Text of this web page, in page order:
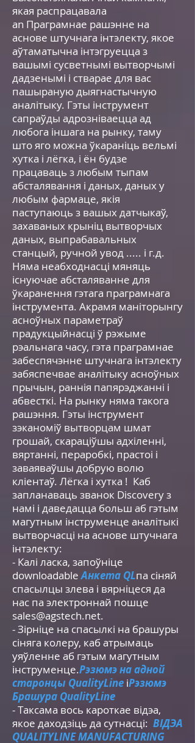
якая распрацавала
an Праграмнае рашэнне на
аснове штучнага інтэлекту, якое
аўтаматычна інтэгруецца з
вашымі сусветнымі вытворчымі
дадзенымі і стварае для вас
пашыраную дыягнастычную
аналітыку. Гэты інструмент
сапраўды адрозніваецца ад
любога іншага на рынку, таму
што яго можна ўкараніць вельмі
хутка і лёгка, і ён будзе
працаваць з любым тыпам
абсталявання і даных, даных у
любым фармаце, якія
паступаюць з вашых датчыкаў,
захаваных крыніц вытворчых
даных, выпрабавальных
станцый, ручной увод ..... і г.д.
Няма неабходнасці мяняць
існуючае абсталяванне для
ўкаранення гэтага праграмнага
інструмента. Акрамя маніторынгу
асноўных параметраў
прадукцыйнасці ў рэжыме
рэальнага часу, гэта праграмнае
забеспячэнне штучнага інтэлекту
забяспечвае аналітыку асноўных
прычын, раннія папярэджанні і
абвесткі. На рынку няма такога
рашэння. Гэты інструмент
зэканоміў вытворцам шмат
грошай, скараціўшы адхіленні,
вяртанні, пераробкі, прастоі і
заваяваўшы добрую волю
кліентаў. Лёгка і хутка ! Каб
запланаваць званок Discovery з
намі і даведацца больш аб гэтым
магутным інструменце аналітыкі
вытворчасці на аснове штучнага
інтэлекту:
- Калі ласка, запоўніце
downloadableАнкета QLпа сіняй
спасылцы злева і вярніцеся да
нас па электроннай пошце
sales@agstech.net.
- Зірніце на спасылкі на брашуры
сіняга колеру, каб атрымаць
уяўленне аб гэтым магутным
інструменце.Рэзюмэ на адной
старонцы QualityLine іРэзюмэ
Брашура QualityLine
- Таксама вось кароткае відэа,
якое даходзіць да сутнасці: ВІДЭА
QUALITYLINE MANUFACTURING